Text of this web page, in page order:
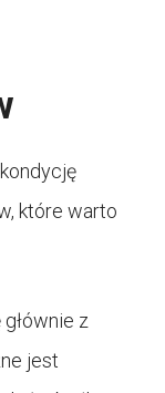
które warto
głównie z
jest